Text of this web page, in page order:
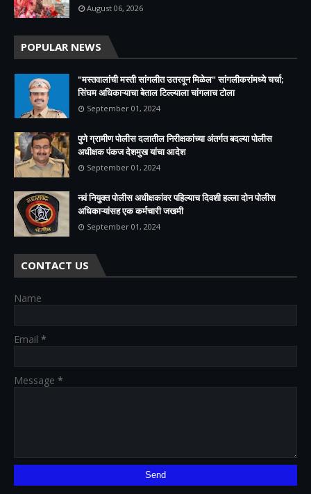
August 06, 2026
POPULAR NEWS
"मस्तवालांची मस्ती सांगलीत उतरवून मिळेल" सांगलीकरांमध्ये चर्चा;
सिंघम अधिकाऱ्याचा बेताल टिल्ल्याला चांगलाच टोला
September 01, 2024
पुणे ग्रामीण पोलीस दलातील निरीक्षकांच्या अंतर्गत बदल्या पोलीस
अधीक्षक पंकज देशमुख यांचा आदेश
September 01, 2024
नवं नियुक्त पोलीस अधीक्षकांवर पहिल्याच दिवशी हल्ला दोन पोलीस
अधिकाऱ्यांसह एक कर्मचारी जखमी
September 01, 2024
CONTACT US
Name
Email *
Message *